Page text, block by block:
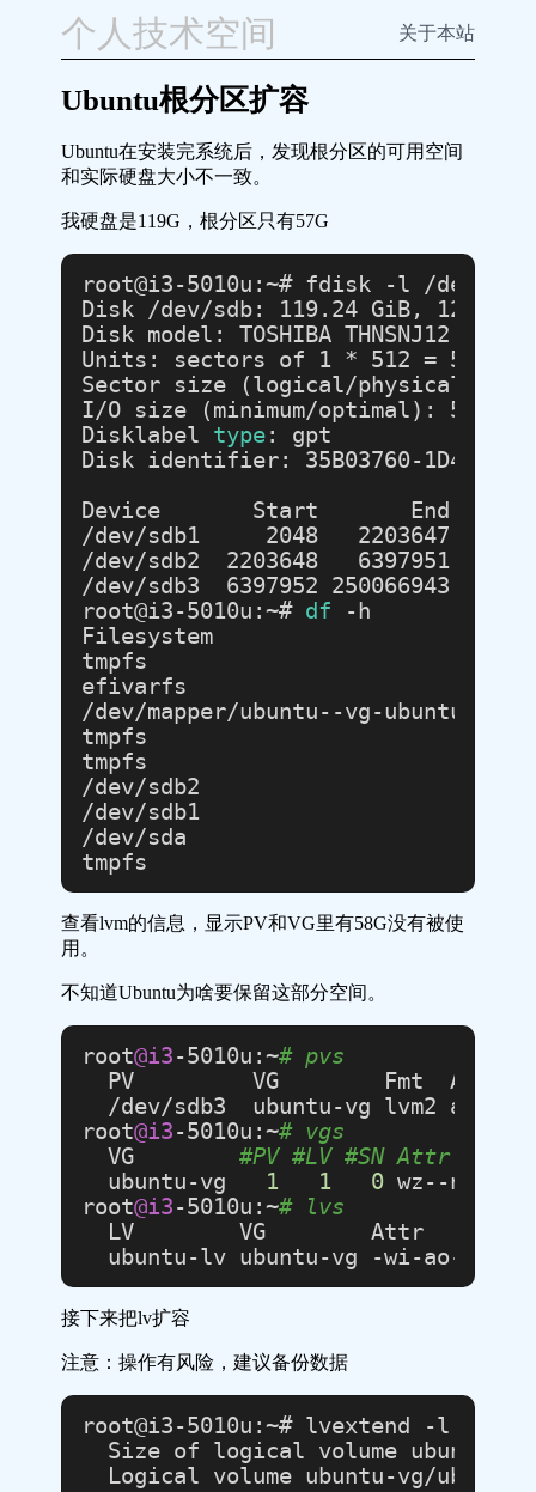
个人技术空间 关于本站
Ubuntu根分区扩容
Ubuntu在安装完系统后，发现根分区的可用空间
和实际硬盘大小不一致。
我硬盘是119G，根分区只有57G
root@i3-5010u:~# fdisk -l /dev/sdb
Disk /dev/sdb: 119.24 GiB,
Disk model: TOSHIBA THNSNJ12
Units: sectors of 1 * 512 = 512
Sector size (logical/physical):
I/O size (minimum/optimal): 512
Disklabel type: gpt
Disk identifier: 35B03760-1D46-4508-
Device       Start       End
/dev/sdb1     2048   2203647
/dev/sdb2  2203648   6397951
/dev/sdb3  6397952 250066943
root@i3-5010u:~# df -h
Filesystem                         Size
tmpfs
efivarfs
/dev/mapper/ubuntu--vg-ubuntu--lv
tmpfs
tmpfs
/dev/sdb2
/dev/sdb1
/dev/sda
查看lvm的信息，显示PV和VG里有58G没有被使
用。
不知道Ubuntu为啥要保留这部分空间。
root@i3-5010u:~# pvs
PV         VG        Fmt  Attr
  /dev/sdb3  ubuntu-vg lvm2 a--  <
root@i3-5010u:~# vgs
  VG
#PV #LV #SN Attr
  ubuntu-vg
1 1 0 wz--n- <
root@i3-5010u:~# lvs
LV        VG        Attr
  ubuntu-lv ubuntu-vg -wi-ao----
接下来把lv扩容
注意：操作有风险，建议备份数据
root@i3-5010u:~# lvextend -l
Size of logical volume ubuntu-